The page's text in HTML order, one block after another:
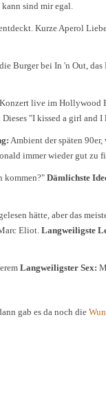
sind mir egal.
Kurze Aperol
Burger bei In 'n Out,
live im Hollywood
Dieses "I kissed a girl and
Ambient der späten
immer wieder gut zu
kommen?" Dämlichste
hätte, aber das
Eliot. Langweiligste
Langweiligster Sex:
gab es da noch die